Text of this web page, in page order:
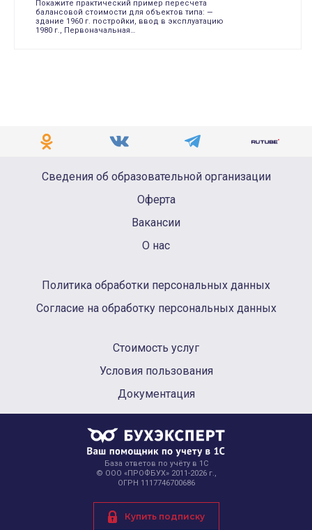
Покажите практический пример пересчета
балансовой стоимости для объектов типа: —
здание 1960 г. постройки, ввод в эксплуатацию
1980 г., Первоначальная…
Сведения об образовательной организации
Оферта
Вакансии
О нас
Политика обработки персональных данных
Согласие на обработку персональных данных
Стоимость услуг
Условия пользования
Документация
База ответов по учёту в 1С
© ООО «ПРОФБУХ» 2011-2026 г.,
ОГРН 1117746700686
Купить подписку